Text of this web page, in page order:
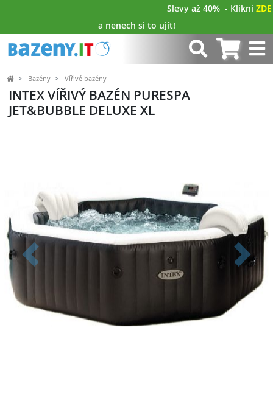
Slevy až 40% - Klikni ZDE
a nenech si to ujít!
Bazény Vířivé bazény
INTEX VÍŘIVÝ BAZÉN PURESPA
JET&BUBBLE DELUXE XL
Předchozí Další